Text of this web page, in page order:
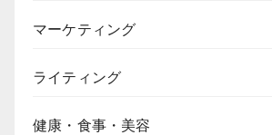
マーケティング
ライティング
健康・食事・美容